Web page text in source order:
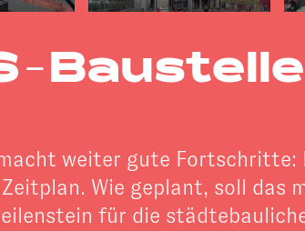
weiter gute Fortschritte:
Wie geplant, soll das
für die